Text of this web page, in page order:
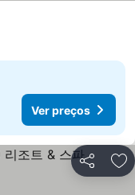
Ver preços
Partilhar